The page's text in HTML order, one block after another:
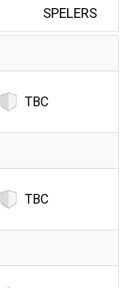
SPELERS
TBC
TBC